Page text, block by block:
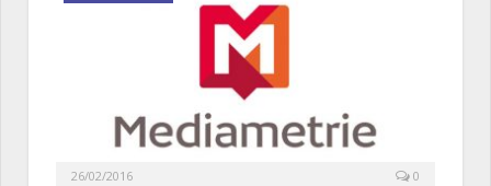
26/02/2016 0